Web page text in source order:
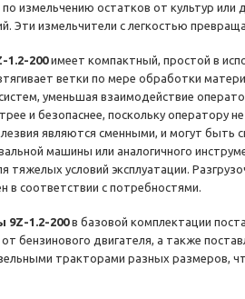
измельчению остатков от культур или
Эти измельчители с легкостью
1.2-200имеет компактный, простой в
ветки по мере обработки
уменьшая взаимодействие
и безопаснее, поскольку оператору
являются сменными, и могут быть
машины или аналогичного
тяжелых условий эксплуатации.
соответствии с потребностями.
9Z-1.2-200в базовой комплектации
бензинового двигателя, а также
тракторами разных размеров,